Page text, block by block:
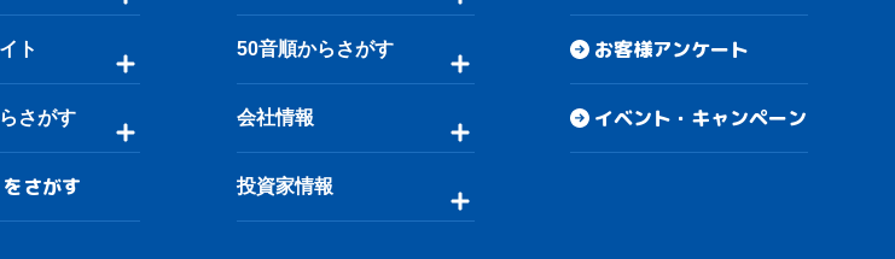
ト
さがす
をさがす
50音順からさがす
会社情報
投資家情報
お客様アンケート
イベント・キャンペーン